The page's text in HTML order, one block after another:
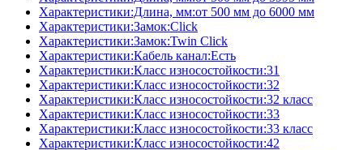
Характеристики:Длина, мм:от 500 мм до 6000 мм
Характеристики:Замок:Click
Характеристики:Замок:Twin Click
Характеристики:Кабель канал:Есть
Характеристики:Класс износостойкости:31
Характеристики:Класс износостойкости:32
Характеристики:Класс износостойкости:32 класс
Характеристики:Класс износостойкости:33
Характеристики:Класс износостойкости:33 класс
Характеристики:Класс износостойкости:42